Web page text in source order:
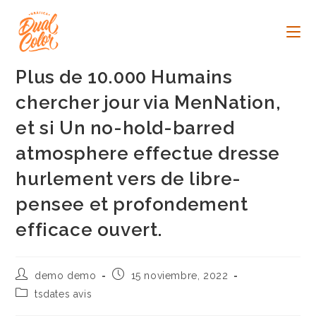
contenido
Plus de 10.000 Humains
chercher jour via MenNation,
et si Un no-hold-barred
atmosphere effectue dresse
hurlement vers de libre-
pensee et profondement
efficace ouvert.
Autor
de
la
demo demo
Publicación
15 noviembre, 2022
Categoría
tsdates avis